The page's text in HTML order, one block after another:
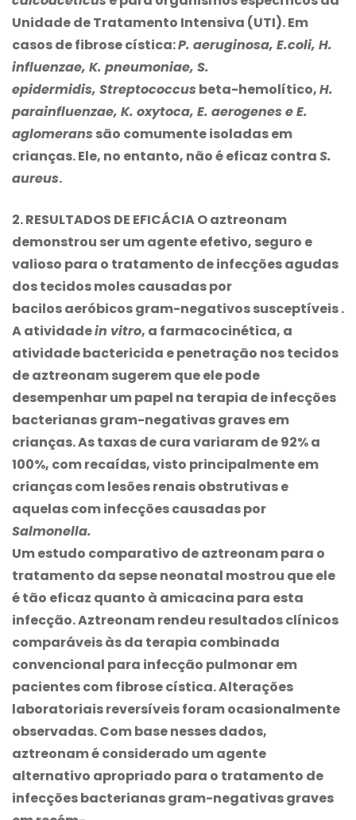
Unidade de Tratamento Intensiva (UTI). Em
casos de fibrose cística:P. aeruginosa, E.coli, H.
influenzae, K. pneumoniae, S.
epidermidis, Streptococcus beta-hemolítico,H.
parainfluenzae, K. oxytoca, E. aerogenes e E.
aglomerans são comumente isoladas em
crianças. Ele, no entanto, não é eficaz contraS.
aureus.
2. RESULTADOS DE EFICÁCIA O aztreonam
demonstrou ser um agente efetivo, seguro e
valioso para o tratamento de infecções agudas
dos tecidos moles causadas por
bacilos aeróbicos gram-negativos susceptíveis .
A atividadein vitro, a farmacocinética, a
atividade bactericida e penetração nos tecidos
de aztreonam sugerem que ele pode
desempenhar um papel na terapia de infecções
bacterianas gram-negativas graves em
crianças. As taxas de cura variaram de 92% a
100%, com recaídas, visto principalmente em
crianças com lesões renais obstrutivas e
aquelas com infecções causadas por
Salmonella.
Um estudo comparativo de aztreonam para o
tratamento da sepse neonatal mostrou que ele
é tão eficaz quanto à amicacina para esta
infecção. Aztreonam rendeu resultados clínicos
comparáveis às da terapia combinada
convencional para infecção pulmonar em
pacientes com fibrose cística. Alterações
laboratoriais reversíveis foram ocasionalmente
observadas. Com base nesses dados,
aztreonam é considerado um agente
alternativo apropriado para o tratamento de
infecções bacterianas gram-negativas graves